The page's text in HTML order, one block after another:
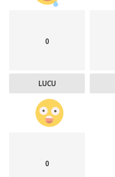
0
LUCU
0